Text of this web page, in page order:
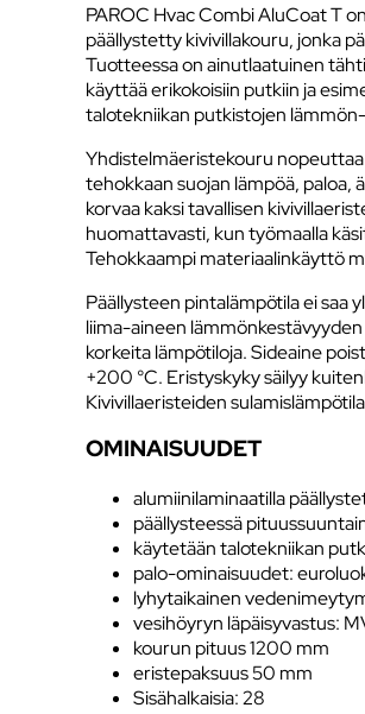
PAROC Hvac Combi AluCoat T
päällystetty kivivillakouru, jonka
Tuotteessa on ainutlaatuinen
käyttää erikokoisiin putkiin ja
talotekniikan putkistojen
Yhdistelmäeristekouru
tehokkaan suojan lämpöä, paloa,
korvaa kaksi tavallisen
huomattavasti, kun työmaalla
Tehokkaampi materiaalinkäyttö
Päällysteen pintalämpötila ei saa
liima-aineen
korkeita lämpötiloja. Sideaine
+200 °C. Eristyskyky säilyy
Kivivillaeristeiden
OMINAISUUDET
alumiinilaminaatilla
päällysteessä
käytetään talotekniikan
palo-ominaisuudet:
lyhytaikainen
vesihöyryn läpäisyvastus:
kourun pituus 1200 mm
eristepaksuus 50 mm
Sisähalkaisia: 28